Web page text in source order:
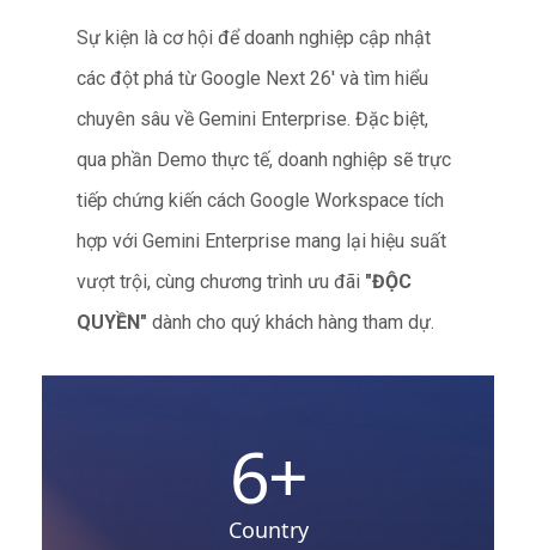
Sự kiện là cơ hội để doanh nghiệp cập nhật
các đột phá từ Google Next 26' và tìm hiểu
chuyên sâu về Gemini Enterprise. Đặc biệt,
qua phần Demo thực tế, doanh nghiệp sẽ trực
tiếp chứng kiến cách Google Workspace tích
hợp với Gemini Enterprise mang lại hiệu suất
vượt trội, cùng chương trình ưu đãi "ĐỘC
QUYỀN" dành cho quý khách hàng tham dự.
6+
Country